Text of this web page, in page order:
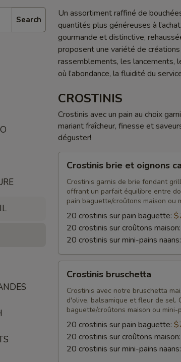
Search
Un assortiment raffiné de
quantités plus généreuses à
gourmande et distinctive,
proposent une variété de
rassemblements, les lancements,
où l’abondance, la fluidité du
CROSTINIS
Crostinis avec un pain au choix
mariant fraîcheur, finesse et
déguster!
brie
oignons
caramélisés
Crostinis brie et oignons
Crostinis garnis de brie fondant
offrant un parfait équilibre entre
pain baguette/croûtons maison ou
20 crostinis sur pain baguette:
20 crostinis sur croûtons maison:
20 crostinis sur mini-pains naans:
bruschetta
Crostinis bruschetta
Crostinis avec notre bruschetta
d'olive, balsamique et fleur de sel.
baguette/croûtons maison ou mini-
20 crostinis sur pain baguette:
20 crostinis sur croûtons maison:
20 crostinis sur mini-pains naans: